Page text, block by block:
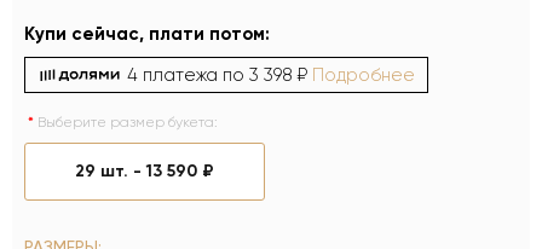
Купи сейчас, плати потом:
4 платежа по 3 398 ₽ Подробнее
Выберите размер букета:
29 шт. -13 590 ₽